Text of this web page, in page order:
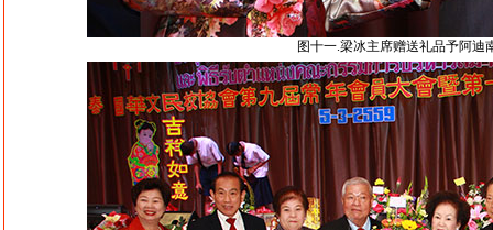
图十一.梁冰主席赠送礼品予阿迪